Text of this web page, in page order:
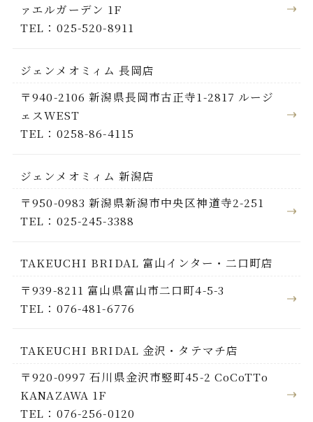
ァエルガーデン 1F
TEL：025-520-8911
ジェンメオミィム 長岡店
〒940-2106 新潟県長岡市古正寺1-2817 ルージ
ェスWEST
TEL：0258-86-4115
ジェンメオミィム 新潟店
〒950-0983 新潟県新潟市中央区神道寺2-251
TEL：025-245-3388
TAKEUCHI BRIDAL 富山インター・二口町店
〒939-8211 富山県富山市二口町4-5-3
TEL：076-481-6776
TAKEUCHI BRIDAL 金沢・タテマチ店
〒920-0997 石川県金沢市竪町45-2 CoCoTTo
KANAZAWA 1F
TEL：076-256-0120